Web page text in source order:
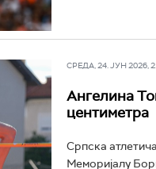
СРЕДА, 24. ЈУН 2026,
Ангелина
центиметра
Српска
Меморијалу